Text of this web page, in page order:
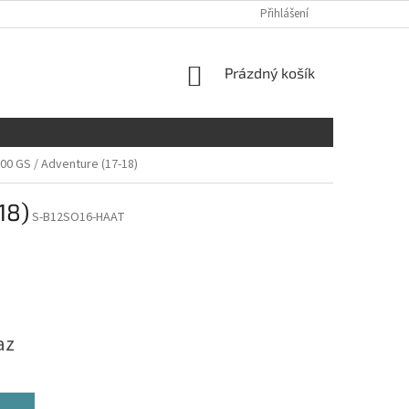
Přihlášení
NÁKUPNÍ
Prázdný košík
GS / Adventure (17-18)
S-B12SO16-HAAT